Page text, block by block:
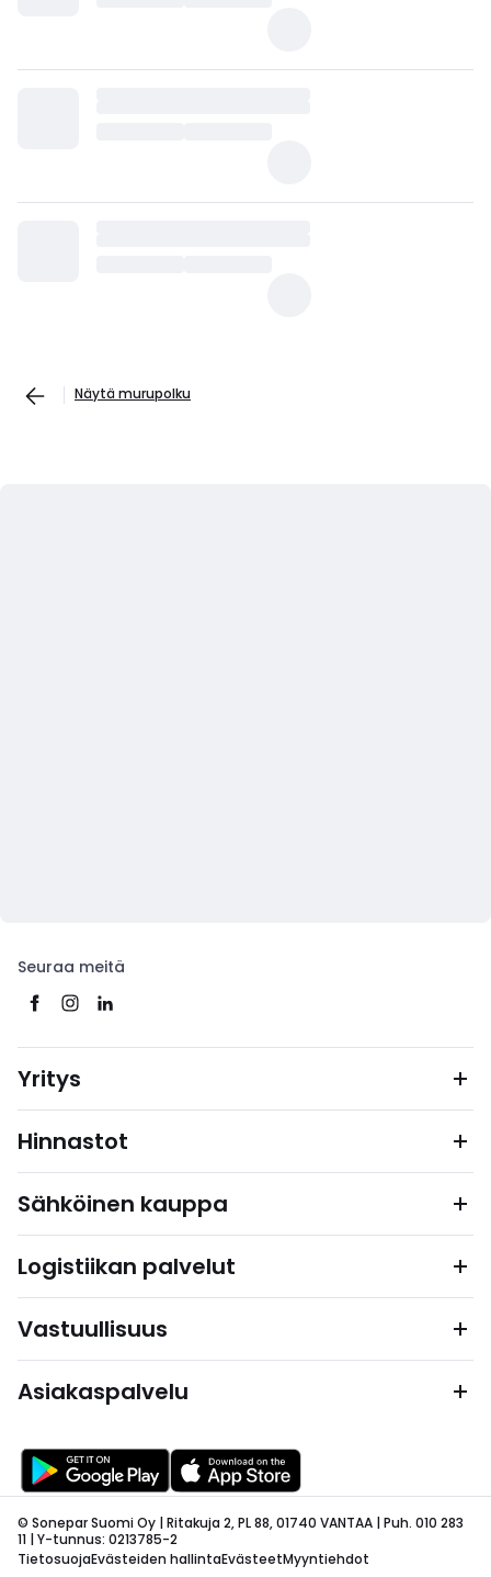
Näytä murupolku
Seuraa meitä
Yritys
Hinnastot
Sähköinen kauppa
Logistiikan palvelut
Vastuullisuus
Asiakaspalvelu
© Sonepar Suomi Oy | Ritakuja 2, PL 88, 01740 VANTAA | Puh. 010 283
11 | Y-tunnus: 0213785-2
TietosuojaEvästeiden hallintaEvästeetMyyntiehdot